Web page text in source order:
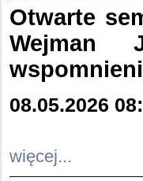
Otwarte
Wejman
08.05.2026
więcej...